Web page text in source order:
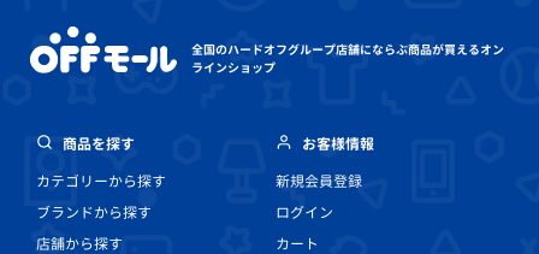
全国のハードオフグループ店舗にならぶ商品が買えるオン
ラインショップ
商品を探す
カテゴリーから探す
ブランドから探す
店舗から探す
お客様情報
新規会員登録
ログイン
カート